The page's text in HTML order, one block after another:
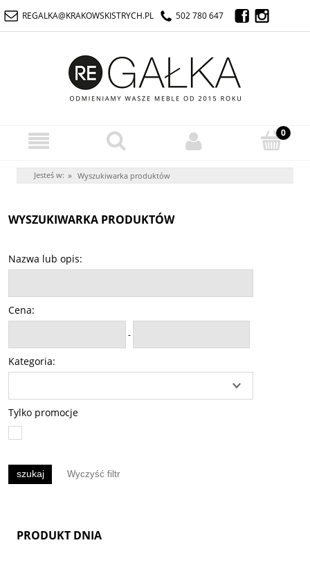
REGALKA@KRAKOWSKISTRYCH.PL 502 780 647
Jesteś w: » Wyszukiwarka produktów
WYSZUKIWARKA PRODUKTÓW
Nazwa lub opis:
Cena:
-
Kategoria:
Tylko promocje
szukaj Wyczyść filtr
PRODUKT DNIA